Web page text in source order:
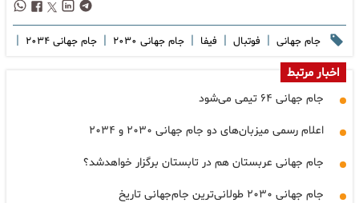
جام جهانی | فوتبال | فیفا | جام جهانی ۲۰۳۰ | جام جهانی ۲۰۳۴ |
اخبار مرتبط
جام جهانی ۶۴ تیمی می‌شود
اعلام رسمی میزبان‌های دو جام جهانی ۲۰۳۰ و ۲۰۳۴
جام جهانی عربستان هم در تابستان برگزار خواهدشد؟
جام جهانی ۲۰۳۰ طولانی‌ترین جام‌جهانی تاریخ